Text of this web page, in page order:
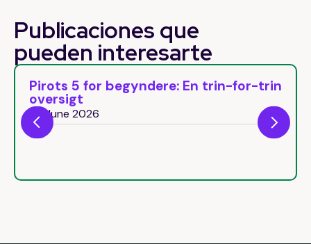
Publicaciones que
pueden interesarte
Pirots 5 for begyndere: En trin-for-trin
oversigt
29 June 2026